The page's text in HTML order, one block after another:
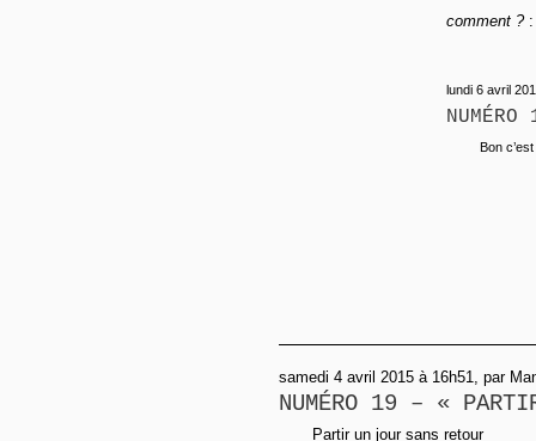
comment ?:
lundi 6 avril
Bon
samedi 4 avril 2015 à 16h51, par
NUMÉRO 19 – «
Partir un jour sans retour